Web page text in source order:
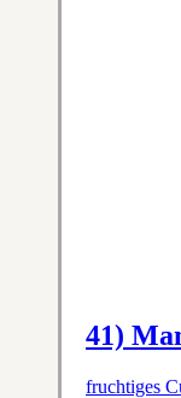
41)
fruchtiges